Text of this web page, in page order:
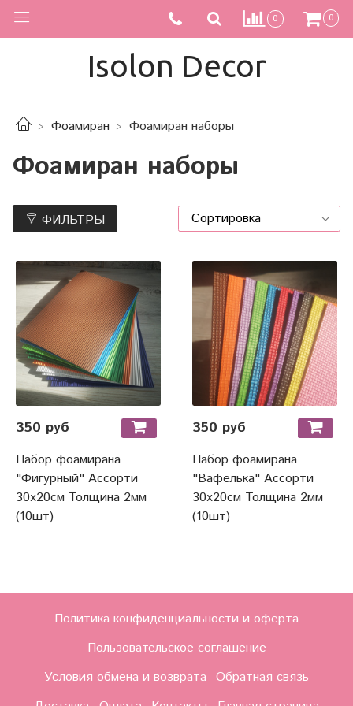
0 0
Isolon Decor
Фоамиран Фоамиран наборы
Фоамиран наборы
ФИЛЬТРЫ
350 руб
Набор фоамирана
"Фигурный" Ассорти
30х20см Толщина 2мм
(10шт)
350 руб
Набор фоамирана
"Вафелька" Ассорти
30х20см Толщина 2мм
(10шт)
Политика конфиденциальности и оферта
Пользовательское соглашение
Условия обмена и возврата Обратная связь